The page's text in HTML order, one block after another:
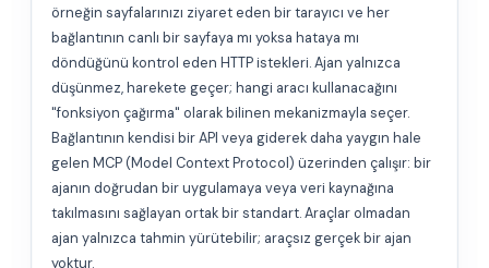
örneğin sayfalarınızı ziyaret eden bir tarayıcı ve her
bağlantının canlı bir sayfaya mı yoksa hataya mı
döndüğünü kontrol eden HTTP istekleri. Ajan yalnızca
düşünmez, harekete geçer; hangi aracı kullanacağını
"fonksiyon çağırma" olarak bilinen mekanizmayla seçer.
Bağlantının kendisi bir API veya giderek daha yaygın hale
gelen MCP (Model Context Protocol) üzerinden çalışır: bir
ajanın doğrudan bir uygulamaya veya veri kaynağına
takılmasını sağlayan ortak bir standart. Araçlar olmadan
ajan yalnızca tahmin yürütebilir; araçsız gerçek bir ajan
yoktur.